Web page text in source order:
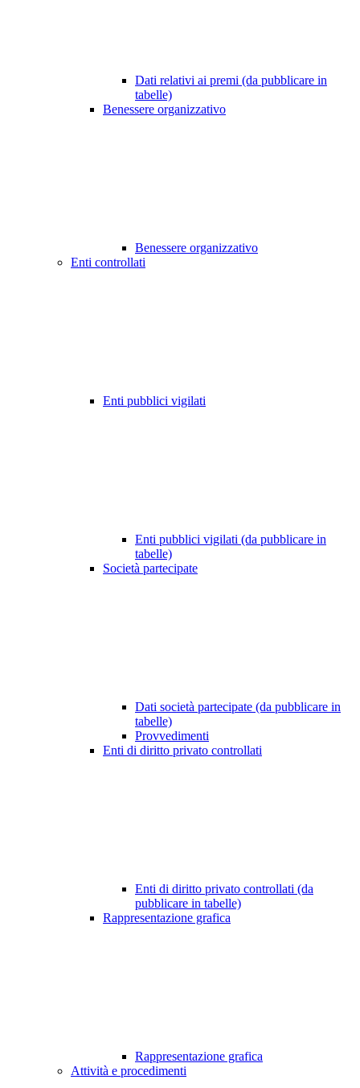
Dati relativi ai premi (da pubblicare in
tabelle)
Benessere organizzativo
Benessere organizzativo
Enti controllati
Enti pubblici vigilati
Enti pubblici vigilati (da pubblicare in
tabelle)
Società partecipate
Dati società partecipate (da pubblicare in
tabelle)
Provvedimenti
Enti di diritto privato controllati
Enti di diritto privato controllati (da
pubblicare in tabelle)
Rappresentazione grafica
Rappresentazione grafica
Attività e procedimenti